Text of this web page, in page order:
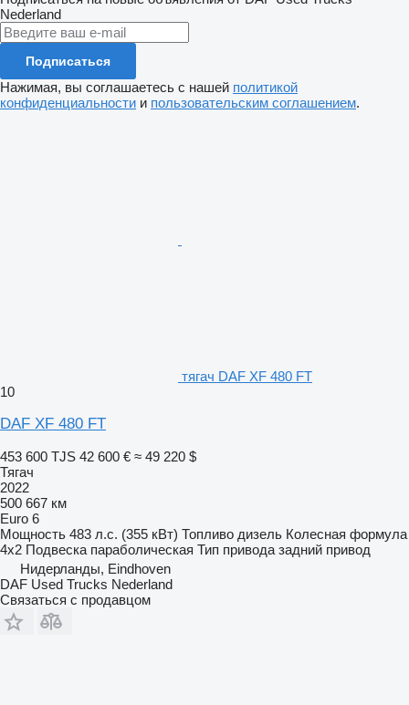
Nederland
Подписаться
Нажимая, вы соглашаетесь с нашей политикой
конфиденциальности и пользовательским соглашением.
тягач DAF XF 480 FT
10
DAF XF 480 FT
453 600 TJS 42 600 € ≈ 49 220 $
Тягач
2022
500 667 км
Euro 6
Мощность 483 л.с. (355 кВт) Топливо дизель Колесная формула
4x2 Подвеска параболическая Тип привода задний привод
Нидерланды, Eindhoven
DAF Used Trucks Nederland
Связаться с продавцом